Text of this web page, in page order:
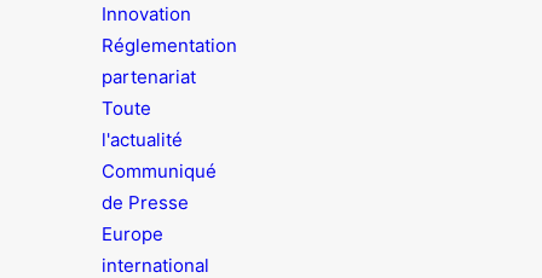
Innovation
Réglementation
partenariat
Toute
l'actualité
Communiqué
de Presse
Europe
international